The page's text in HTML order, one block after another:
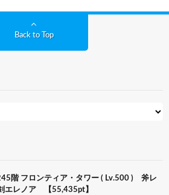
Back to Top
階 フロンティア・タワー ( Lv.500 ) 斧レ
エレノア 【55,435pt】